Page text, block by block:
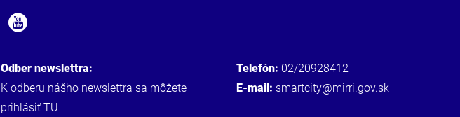
Odber newslettra:
K odberu nášho newslettra sa môžete
prihlásiťTU
Telefón: 02/20928412
E-mail: smartcity@mirri.gov.sk